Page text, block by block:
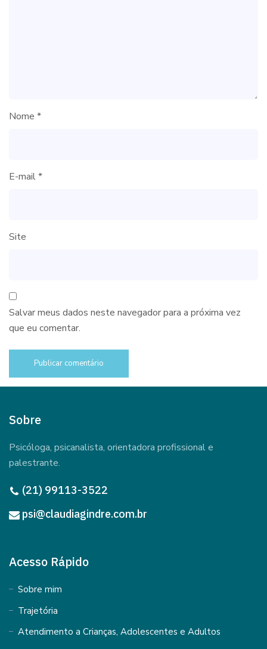
Nome *
E-mail*
Site
Salvar meus dados neste navegador para a próxima vez
que eu comentar.
Sobre
Psicóloga, psicanalista, orientadora profissional e
palestrante.
(21) 99113-3522
psi@claudiagindre.com.br
Acesso Rápido
Sobre mim
Trajetória
Atendimento a Crianças, Adolescentes e Adultos